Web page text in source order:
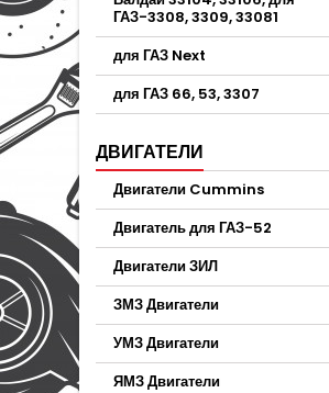
ГАЗ-3308, 3309, 33081
для ГАЗ Next
для ГАЗ 66, 53, 3307
ДВИГАТЕЛИ
Двигатели Cummins
Двигатель для ГАЗ-52
Двигатели ЗИЛ
ЗМЗ Двигатели
УМЗ Двигатели
ЯМЗ Двигатели